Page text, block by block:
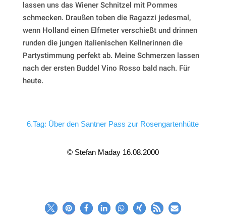
lassen uns das Wiener Schnitzel mit Pommes
schmecken. Draußen toben die Ragazzi jedesmal,
wenn Holland einen Elfmeter verschießt und drinnen
runden die jungen italienischen Kellnerinnen die
Partystimmung perfekt ab. Meine Schmerzen lassen
nach der ersten Buddel Vino Rosso bald nach. Für
heute.
6.Tag: Über den Santner Pass zur Rosengartenhütte
© Stefan Maday 16.08.2000